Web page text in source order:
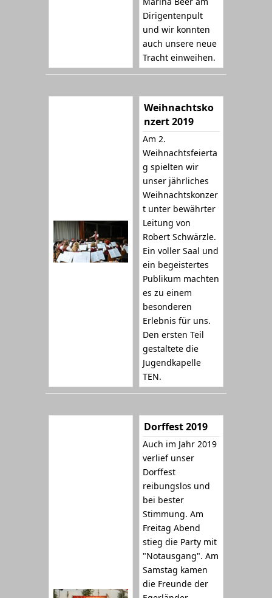
Dirigentenpult
und wir konnten
auch unsere neue
Tracht einweihen.
Weihnachtsko
nzert 2019
Am 2.
Weihnachtsfeierta
g spielten wir
unser jährliches
Weihnachtskonzer
t unter bewährter
Leitung von
Robert Schwärzle.
Ein voller Saal und
ein begeistertes
Publikum machten
es zu einem
besonderen
Erlebnis für uns.
Den ersten Teil
gestaltete die
Jugendkapelle
TEN.
Dorffest 2019
Auch im Jahr 2019
verlief unser
Dorffest
reibungslos und
bei bester
Stimmung. Am
Freitag Abend
stieg die Party mit
"Notausgang". Am
Samstag kamen
die Freunde der